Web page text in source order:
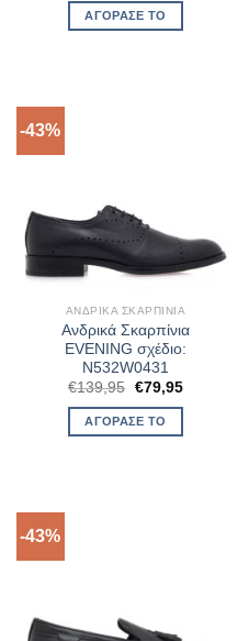
was:
€119,95.
ΑΓΌΡΑΣΈ ΤΟ
-43%
ΑΝΔΡΙΚΆ ΣΚΑΡΠΊΝΙΑ
Ανδρικά Σκαρπίνια
EVENING σχέδιο:
N532W0431
€139,95 Original
was:
€139,95.
€79,95Η
ΑΓΌΡΑΣΈ ΤΟ
-43%